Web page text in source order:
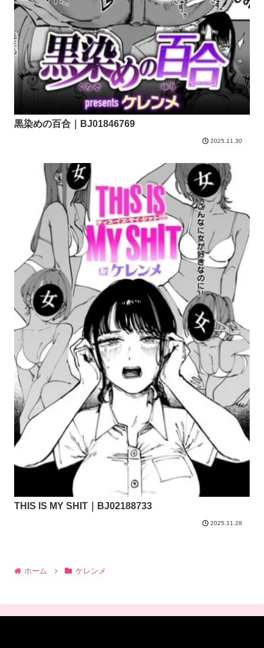
黒染めの百合｜BJ01846769
2025.11.30
THIS IS MY SHIT｜BJ02188733
2025.11.28
ホーム ケレンメ